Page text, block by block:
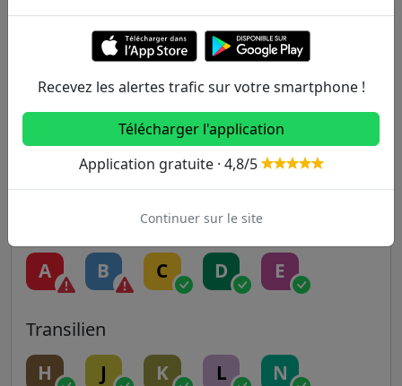
1 2 3 3B 4
6 7 7B 8
9 10 11 12 13
A B C D E
Transilien
H J K L N
Recevez les alertes trafic sur votre smartphone !
Télécharger l'application
Application gratuite · 4,8/5
Continuer sur le site